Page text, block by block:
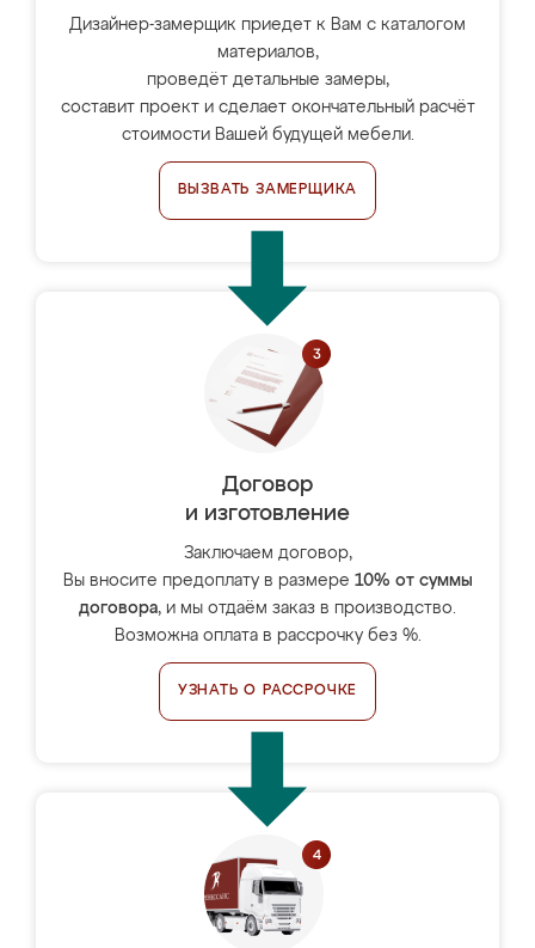
Дизайнер-замерщик приедет к Вам с каталогом
материалов,
проведёт детальные замеры,
составит проект и сделает окончательный расчёт
стоимости Вашей будущей мебели.
ВЫЗВАТЬ ЗАМЕРЩИКА
Договор
и изготовление
Заключаем договор,
Вы вносите предоплату в размере 10% от суммы
договора, и мы отдаём заказ в производство.
Возможна оплата в рассрочку без %.
УЗНАТЬ О РАССРОЧКЕ